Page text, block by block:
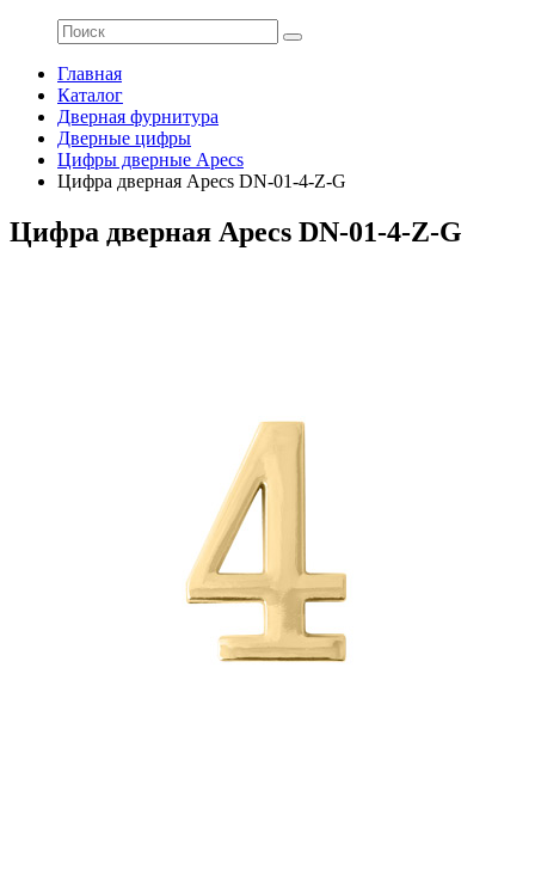
Главная
Каталог
Дверная фурнитура
Дверные цифры
Цифры дверные Apecs
Цифра дверная Apecs DN-01-4-Z-G
Цифра дверная Apecs DN-01-4-Z-G